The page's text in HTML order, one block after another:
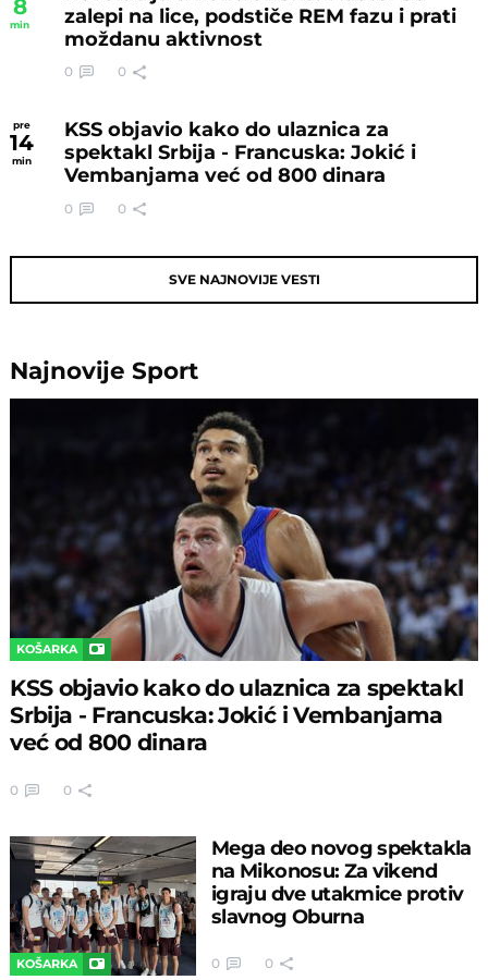
8
min
zalepi na lice, podstiče REM fazu i prati
moždanu aktivnost
0 0
pre
14
min
KSS objavio kako do ulaznica za
spektakl Srbija - Francuska: Jokić i
Vembanjama već od 800 dinara
0 0
SVE NAJNOVIJE VESTI
NajnovijeSport
KOŠARKA
KSS objavio kako do ulaznica za spektakl
Srbija - Francuska: Jokić i Vembanjama
već od 800 dinara
0 0
KOŠARKA
Mega deo novog spektakla
na Mikonosu: Za vikend
igraju dve utakmice protiv
slavnog Oburna
0 0